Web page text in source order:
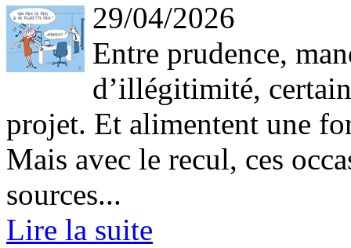
29/04/2026
Entre prudence,
d’illégitimité,
projet. Et alimentent une
Mais avec le recul, ces
sources...
Lire la suite